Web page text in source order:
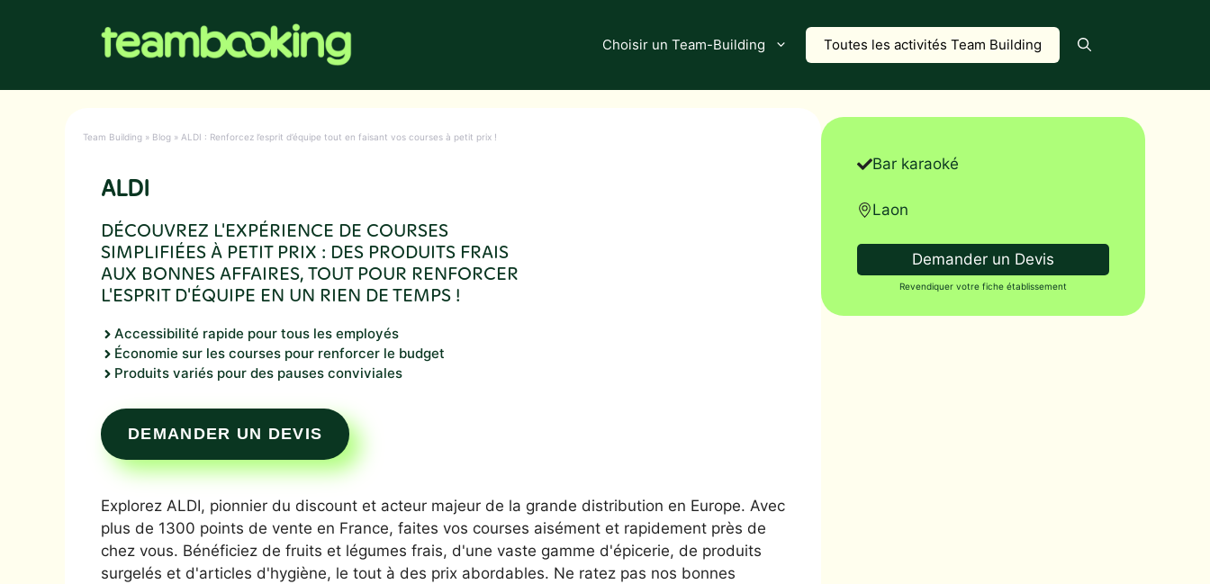
Choisir un Team-Building Toutes les activités Team Building
Team Building » Blog » ALDI : Renforcez l’esprit d’équipe tout en faisant vos courses à petit prix !
ALDI
DÉCOUVREZ L'EXPÉRIENCE DE COURSES
SIMPLIFIÉES À PETIT PRIX : DES PRODUITS FRAIS
AUX BONNES AFFAIRES, TOUT POUR RENFORCER
L'ESPRIT D'ÉQUIPE EN UN RIEN DE TEMPS !
Accessibilité rapide pour tous les employés
Économie sur les courses pour renforcer le budget
Produits variés pour des pauses conviviales
DEMANDER UN DEVIS
Explorez ALDI, pionnier du discount et acteur majeur de la grande distribution en Europe. Avec
plus de 1300 points de vente en France, faites vos courses aisément et rapidement près de
chez vous. Bénéficiez de fruits et légumes frais, d'une vaste gamme d'épicerie, de produits
surgelés et d'articles d'hygiène, le tout à des prix abordables. Ne ratez pas nos bonnes
Bar karaoké
Laon
Demander un Devis
Revendiquer votre fiche établissement